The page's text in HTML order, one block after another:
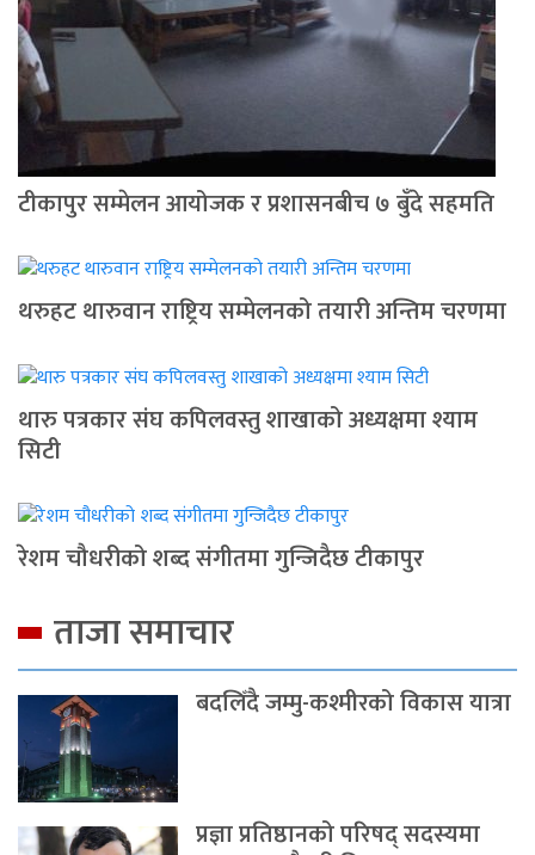
टीकापुर सम्मेलन आयोजक र प्रशासनबीच ७ बुँदे सहमति
थरुहट थारुवान राष्ट्रिय सम्मेलनको तयारी अन्तिम चरणमा
थारु पत्रकार संघ कपिलवस्तु शाखाको अध्यक्षमा श्याम
सिटी
रेशम चौधरीको शब्द संगीतमा गुन्जिदैछ टीकापुर
ताजा समाचार
बदलिँदै जम्मु-कश्मीरको विकास यात्रा
प्रज्ञा प्रतिष्ठानको परिषद् सदस्यमा